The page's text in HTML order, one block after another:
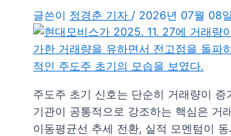
글쓴이 정경춘 기자 / 2026년 07월 08일
주도주 초기 신호는 단순히 거래량이
기관이 공통적으로 강조하는 핵심은 거
이동평균선 추세 전환, 실적 모멘텀​이